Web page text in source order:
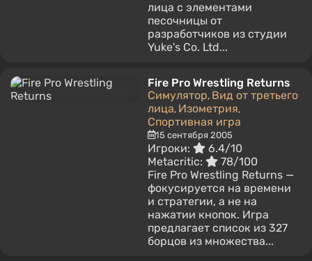
лица с элементами
песочницы от
разработчиков из студии
Yuke's Co. Ltd...
Fire Pro Wrestling Returns
Симулятор, Вид от третьего
лица, Изометрия,
Спортивная игра
15 сентября 2005
Игроки:
6.4/10
Metacritic:
78/100
Fire Pro Wrestling Returns —
фокусируется на времени
и стратегии, а не на
нажатии кнопок. Игра
предлагает список из 327
борцов из множества...